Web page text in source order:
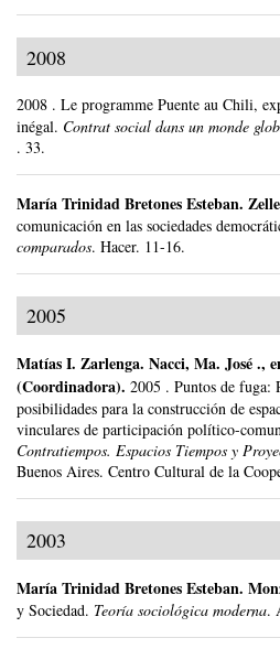
2008
2008 . Le programme Puente au Chili,
inégal. Contrat social dans un monde
. 33.
María Trinidad Bretones Esteban.
comunicación en las sociedades
comparados. Hacer. 11-16.
2005
Matías I. Zarlenga. Nacci, Ma. José .,
(Coordinadora). 2005 . Puntos de fuga:
posibilidades para la construcción de
vinculares de participación político-
Contratiempos. Espacios Tiempos y
Buenos Aires. Centro Cultural de la
2003
María Trinidad Bretones Esteban.
y Sociedad. Teoría sociológica moderna.